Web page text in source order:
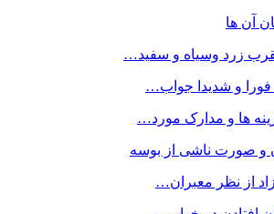
ها و مدارک مورد…